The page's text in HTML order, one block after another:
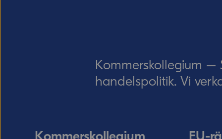
Kommerskollegium –
handelspolitik. Vi